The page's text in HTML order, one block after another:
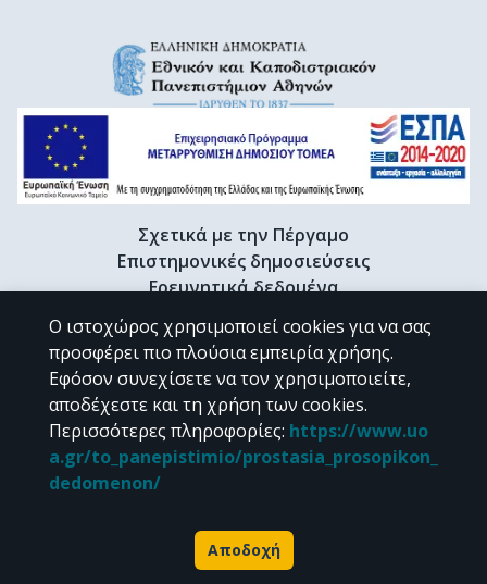
Σχετικά με την Πέργαμο
Επιστημονικές δημοσιεύσεις
Ερευνητικά δεδομένα
Διδακτορικές διατριβές & Γκρίζα βιβλιογραφία
Προφίλ Ερευνητή
CC BY-NC 4.0
Εκτός αν αναφέρεται διαφορετικά, το υλικό της "Περγάμου" διατίθεται
Powered by
Ο ιστοχώρος χρησιμοποιεί cookies για να σας
προσφέρει πιο πλούσια εμπειρία χρήσης.
Εφόσον συνεχίσετε να τον χρησιμοποιείτε,
αποδέχεστε και τη χρήση των cookies.
Περισσότερες πληροφορίες: https://www.uo
a.gr/to_panepistimio/prostasia_prosopikon_
dedomenon/
Αποδοχή